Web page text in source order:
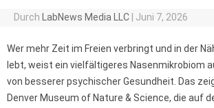
Durch LabNews Media LLC Juni 7, 2026
Wer mehr Zeit im Freien verbringt und in der
lebt, weist ein vielfältigeres Nasenmikrobiom
von besserer psychischer Gesundheit. Das
Denver Museum of Nature & Science, die auf